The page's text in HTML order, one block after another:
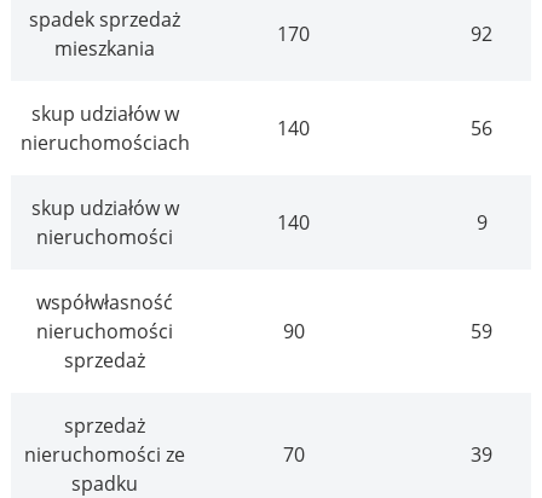
spadek sprzedaż
mieszkania
170 92
skup udziałów w
nieruchomościach
140 56
skup udziałów w
nieruchomości
140 9
współwłasność
nieruchomości
sprzedaż
90 59
sprzedaż
nieruchomości ze
spadku
70 39